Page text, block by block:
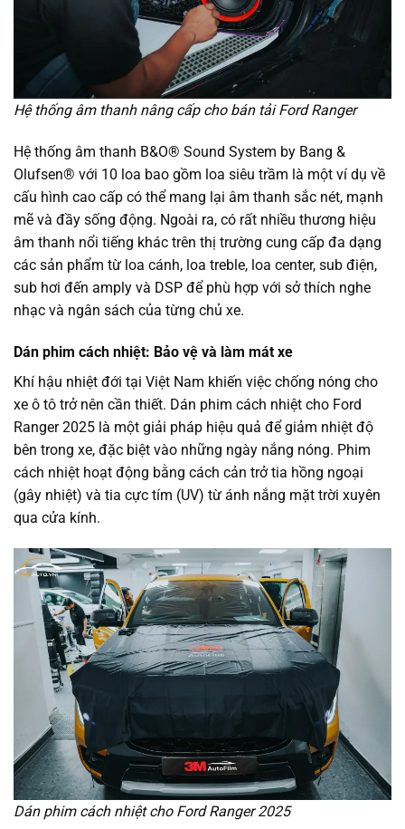
Hệ thống âm thanh nâng cấp cho bán tải Ford Ranger
Hệ thống âm thanh B&O® Sound System by Bang &
Olufsen® với 10 loa bao gồm loa siêu trầm là một ví dụ về
cấu hình cao cấp có thể mang lại âm thanh sắc nét, mạnh
mẽ và đầy sống động. Ngoài ra, có rất nhiều thương hiệu
âm thanh nổi tiếng khác trên thị trường cung cấp đa dạng
các sản phẩm từ loa cánh, loa treble, loa center, sub điện,
sub hơi đến amply và DSP để phù hợp với sở thích nghe
nhạc và ngân sách của từng chủ xe.
Dán phim cách nhiệt: Bảo vệ và làm mát xe
Khí hậu nhiệt đới tại Việt Nam khiến việc chống nóng cho
xe ô tô trở nên cần thiết. Dán phim cách nhiệt cho Ford
Ranger 2025 là một giải pháp hiệu quả để giảm nhiệt độ
bên trong xe, đặc biệt vào những ngày nắng nóng. Phim
cách nhiệt hoạt động bằng cách cản trở tia hồng ngoại
(gây nhiệt) và tia cực tím (UV) từ ánh nắng mặt trời xuyên
qua cửa kính.
Dán phim cách nhiệt cho Ford Ranger 2025